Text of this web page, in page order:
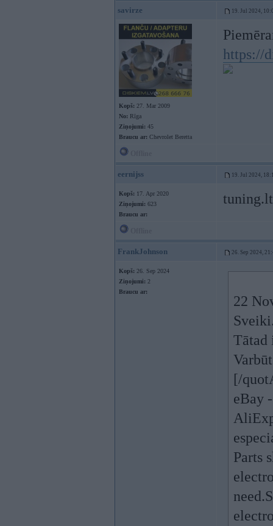
savirze 19. Jul 2024,
Kopš: 27. Mar 2009
No: Rīga
Ziņojumi: 45
Braucu ar: Chevrolet Beretta
https://
eernijss 19. Jul 2024,
Kopš: 17. Apr 2020
Ziņojumi: 623
Braucu ar:
FrankJohnson 26. Sep 2024,
Kopš: 26. Sep 2024
Ziņojumi: 2
Braucu ar:
22
Tātad
[/
eBay
Parts